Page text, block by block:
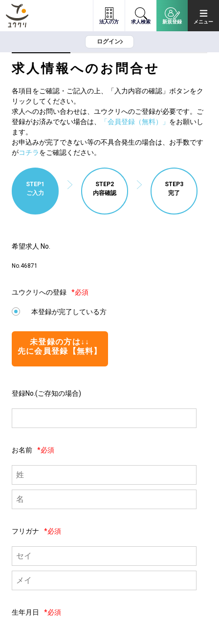
法人の方 求人検索 新規登録 メニュー
ログイン
求人情報へのお問合せ
各項目をご確認・ご記入の上、「入力内容の確認」ボタンをク
リックしてください。
求人へのお問い合わせは、ユウクリへのご登録が必要です。ご
登録がお済みでない場合は、
「会員登録（無料）」 をお願いし
ます。
お申込みが完了できない等の不具合発生の場合は、お手数です
がコチラをご確認ください。
STEP1
ご入力
STEP2
内容確認
STEP3
完了
希望求人 No.
No.46871
ユウクリへの登録 *必須
本登録が完了している方
未登録の方は↓↓
先に会員登録【無料】
登録No.(ご存知の場合)
お名前 *必須
フリガナ *必須
生年月日 *必須